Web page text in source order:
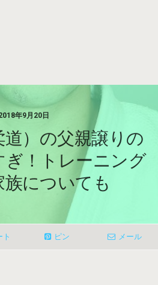
年9月20日
道）の父親譲りの
ぎ！トレーニング
族についても
ト ピン メール